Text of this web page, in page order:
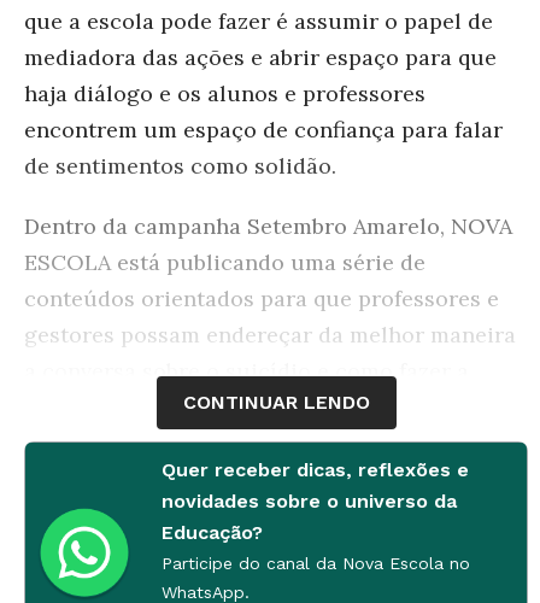
que a escola pode fazer é assumir o papel de
mediadora das ações e abrir espaço para que
haja diálogo e os alunos e professores
encontrem um espaço de confiança para falar
de sentimentos como solidão.
Dentro da campanha Setembro Amarelo, NOVA
ESCOLA está publicando uma série de
conteúdos orientados para que professores e
gestores possam endereçar da melhor maneira
a conversa sobre o suicídio e como fazer a
prevenção. Aqui, a psicóloga Ana Carolina C.
D’Agostini responde à seguinte questão: quem
pode ajudar a escola a endereçar a conversa
sobre suicídio?
CONTINUAR LENDO
Quer receber dicas, reflexões e
novidades sobre o universo da
Educação?
Participe do canal da Nova Escola no
WhatsApp.